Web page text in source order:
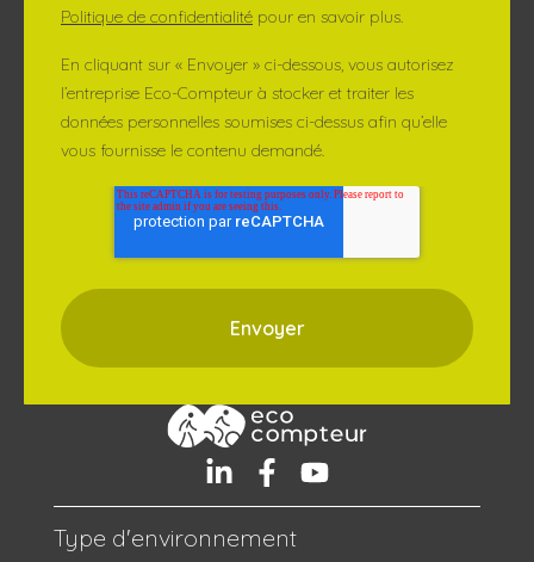
Type d'environnement
Politique de confidentialité pour en savoir plus.
En cliquant sur « Envoyer » ci-dessous, vous autorisez
l’entreprise Eco-Compteur à stocker et traiter les
données personnelles soumises ci-dessus afin qu’elle
vous fournisse le contenu demandé.